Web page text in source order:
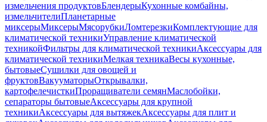
измельчения продуктовБлендерыКухонные комбайны,
измельчителиПланетарные
миксерыМиксерыМясорубкиЛомтерезкиКомплектующие для
климатической техникиУправление климатической
техникойФильтры для климатической техникиАксессуары для
климатической техникиМелкая техникаВесы кухонные,
бытовыеСушилки для овощей и
фруктовВакууматорыОткрывалки,
картофелечисткиПроращиватели семянМаслобойки,
сепараторы бытовыеАксессуары для крупной
техникиАксессуары для вытяжекАксессуары для плит и